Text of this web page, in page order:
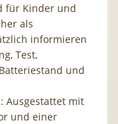
für Kinder und
als
informieren
Test,
und
Ausgestattet mit
und einer